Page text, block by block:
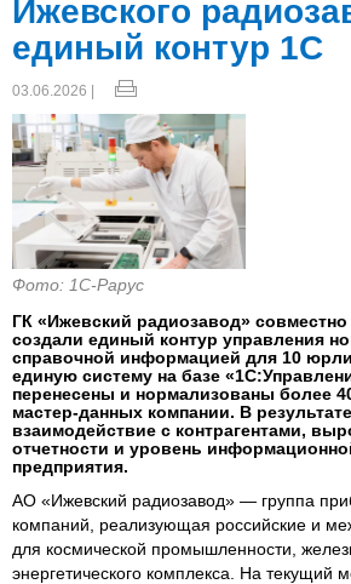
Ижевского
единый контур 1С
03.06.2026 |
Фото: 1С-Рарус
ГК «Ижевский радиозавод»
создали единый контур управления
справочной информацией для 10
единую систему на базе
перенесены и нормализованы более
мастер-данных компании. В
взаимодействие с контрагентами,
отчетности и уровень
предприятия.
АО «Ижевский радиозавод» — группа
компаний, реализующая российские и
для космической промышленности,
энергетического комплекса. На текущий